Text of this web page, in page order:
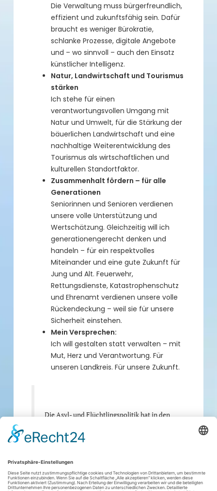
Die Verwaltung muss bürgerfreundlich,
effizient und zukunftsfähig sein. Dafür
braucht es weniger Bürokratie,
schlanke Prozesse, digitale Angebote
und – wo sinnvoll – auch den Einsatz
künstlicher Intelligenz.
Natur, Landwirtschaft und Tourismus
stärken
Ich stehe für einen
verantwortungsvollen Umgang mit
Natur und Umwelt, für die Stärkung der
bäuerlichen Landwirtschaft und eine
nachhaltige Weiterentwicklung des
Tourismus als wirtschaftlichen und
kulturellen Standortfaktor.
Zusammenhalt fördern – für alle
Generationen
Seniorinnen und Senioren verdienen
unsere volle Unterstützung und
Wertschätzung. Gleichzeitig will ich
generationengerecht denken und
handeln – für ein respektvolles
Miteinander und eine gute Zukunft für
Jung und Alt. Feuerwehr,
Rettungsdienste, Katastrophenschutz
und Ehrenamt verdienen unsere volle
Rückendeckung – weil sie für unsere
Sicherheit einstehen.
Mein Versprechen:
Ich will gestalten statt verwalten – mit
Mut, Herz und Verantwortung. Für
unseren Landkreis. Für unsere Zukunft.
Die Asyl- und Flüchtlingspolitik hat in den
als alles andere. Deshalb stehe ich mit ganzer
Zuwanderungspolitik und die Förderung der
Eigenverantwortung.
Wir brauchen wieder eine starke Wirtschaft